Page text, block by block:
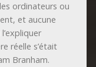
ordinateurs ou
et aucune
réelle s’était
Branham.